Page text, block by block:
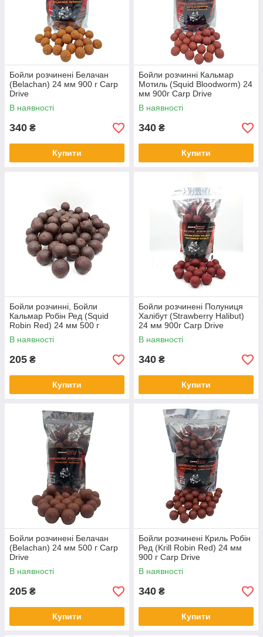
Бойли розчинені Белачан
(Belachan) 24 мм 900 г Carp
Drive
В наявності
340 ₴
Купити
Бойли розчинні Кальмар
Мотиль (Squid Bloodworm) 24
мм 900г Carp Drive
В наявності
340 ₴
Купити
Бойли розчинні, Бойли
Кальмар Робін Ред (Squid
Robin Red) 24 мм 500 г
В наявності
205 ₴
Купити
Бойли розчинені Полуниця
Халібут (Strawberry Halibut)
24 мм 900г Carp Drive
В наявності
340 ₴
Купити
Бойли розчинені Белачан
(Belachan) 24 мм 500 г Carp
Drive
В наявності
205 ₴
Купити
Бойли розчинені Криль Робін
Ред (Krill Robin Red) 24 мм
900 г Carp Drive
В наявності
340 ₴
Купити